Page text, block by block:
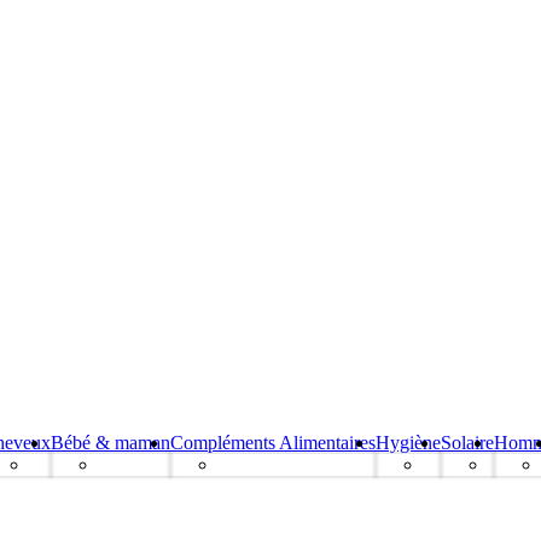
Bébé & mamanCompléments AlimentairesHygièneSolaire